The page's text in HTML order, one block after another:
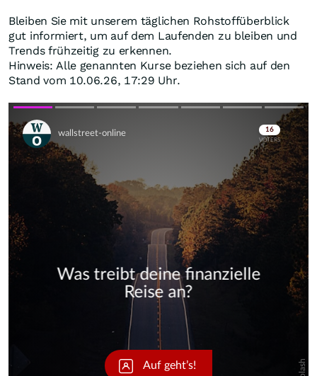
Bleiben Sie mit unserem täglichen Rohstoffüberblick
gut informiert, um auf dem Laufenden zu bleiben und
Trends frühzeitig zu erkennen.
Hinweis: Alle genannten Kurse beziehen sich auf den
Stand vom 10.06.26, 17:29 Uhr.
Skip